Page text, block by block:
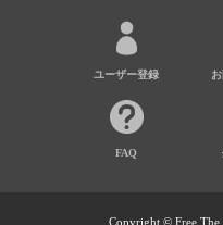
ユーザー登録
FAQ
Copyright © Free The